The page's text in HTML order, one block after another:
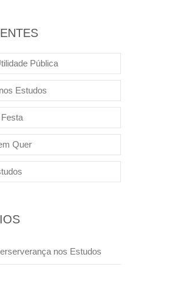
Pública
Estudos
Quer
nos Estudos